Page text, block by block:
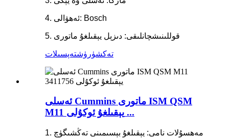
4. ئەھۋالى: Bosch
5. قوللىنىشچانلىقى: دىزېل يېقىلغۇ ماتورى
تەكشۈرۈشتەپسىلات
ئەسلى Cummins ماتورى ISM QSM
M11 يېقىلغۇ ئوكۇلى ...
1. مەھسۇلات نامى: يېقىلغۇ بېسىمىنى تەڭشىگۈچ